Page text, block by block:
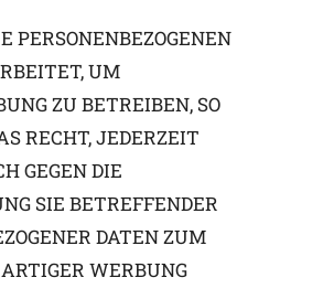
PERSONENBEZOGENEN
UM
ZU BETREIBEN, SO
RECHT, JEDERZEIT
GEGEN DIE
SIE BETREFFENDER
DATEN ZUM
WERBUNG